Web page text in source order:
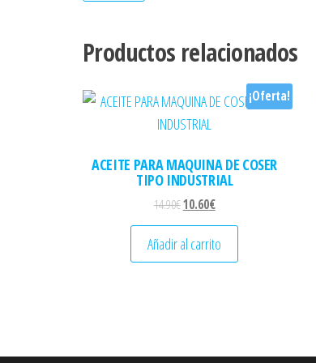
Productos relacionados
¡Oferta!
ACEITE PARA MAQUINA DE COSER
TIPO INDUSTRIAL
14.90€El precio original era: 14.90€.
10.60€El precio actual es: 10.60€.
Añadir al carrito